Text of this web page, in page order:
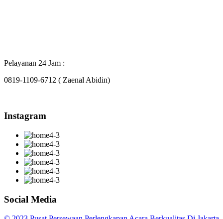
Pelayanan 24 Jam :
0819-1109-6712 ( Zaenal Abidin)
Instagram
Social Media